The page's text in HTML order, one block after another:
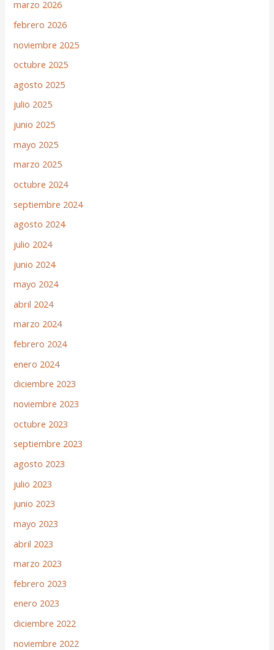
marzo 2026
febrero 2026
noviembre 2025
octubre 2025
agosto 2025
julio 2025
junio 2025
mayo 2025
marzo 2025
octubre 2024
septiembre 2024
agosto 2024
julio 2024
junio 2024
mayo 2024
abril 2024
marzo 2024
febrero 2024
enero 2024
diciembre 2023
noviembre 2023
octubre 2023
septiembre 2023
agosto 2023
julio 2023
junio 2023
mayo 2023
abril 2023
marzo 2023
febrero 2023
enero 2023
diciembre 2022
noviembre 2022